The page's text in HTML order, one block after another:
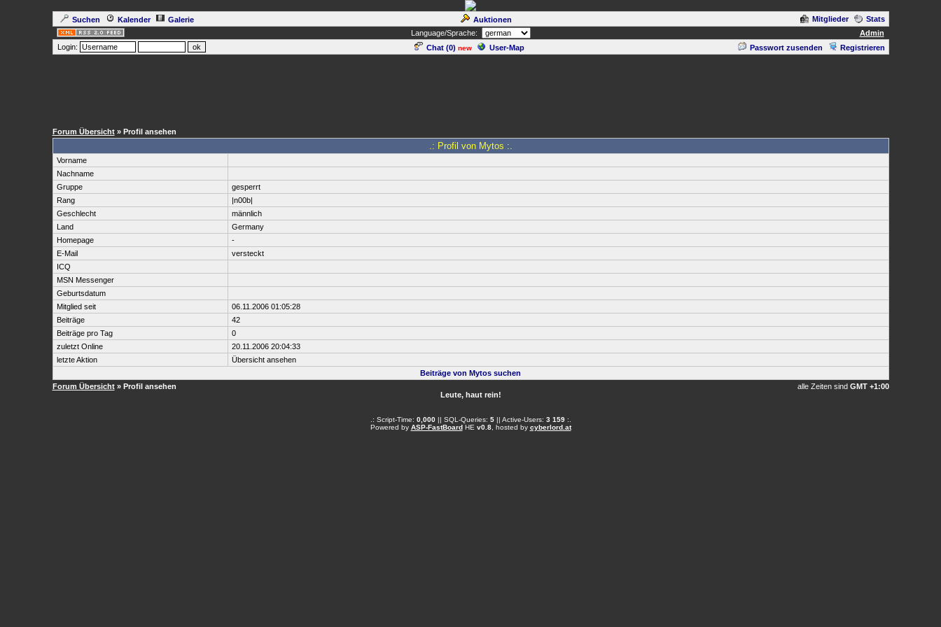
Suchen Kalender Galerie Auktionen Mitglieder
Stats
Language/Sprache:
Admin
Login:
Chat (0) new User-Map Passwort zusenden Registrieren
Forum Übersicht» Profil ansehen
.: Profil von Mytos :.
Vorname
Nachname
Gruppe
gesperrt
Rang
|n00b|
Geschlecht
männlich
Land
Germany
Homepage
-
E-Mail
versteckt
ICQ
MSN Messenger
Geburtsdatum
Mitglied seit
06.11.2006 01:05:28
Beiträge
42
Beiträge pro Tag
0
zuletzt Online
20.11.2006 20:04:33
letzte Aktion
Übersicht ansehen
Beiträge von Mytos suchen
Forum Übersicht» Profil ansehen alle Zeiten sind GMT +1:00
Leute, haut rein!
.: Script-Time: 0,000|| SQL-Queries: 5|| Active-Users: 3 159:.
Powered by ASP-FastBoardHE v0.8, hosted by cyberlord.at